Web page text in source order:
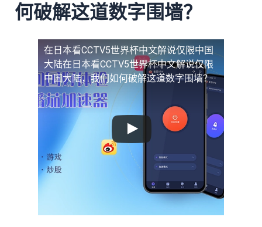
何破解这道数字围墙？
在日本看CCTV5世界杯中文解说仅限中国
大陆在日本看CCTV5世界杯中文解说仅限
中国大陆，我们如何破解这道数字围墙？